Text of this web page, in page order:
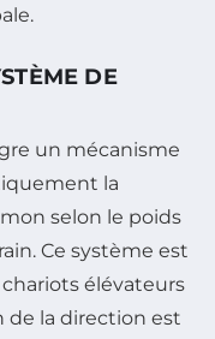
DE
un mécanisme
la
selon le poids
Ce système est
élévateurs
de la direction est